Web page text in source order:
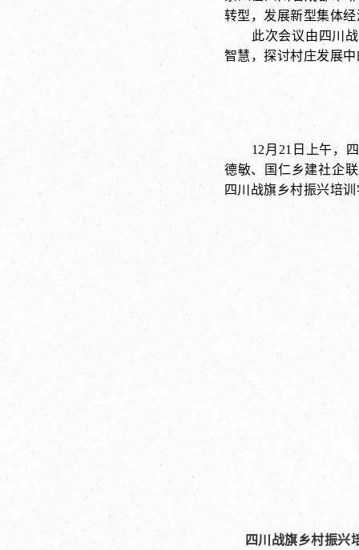
转型 ，发展新型集体
此次会议由四川
智慧，探讨村庄发展
12月21日上午，
德敏、国仁乡建社企
四川战旗乡村振兴培
四川战旗乡村振兴